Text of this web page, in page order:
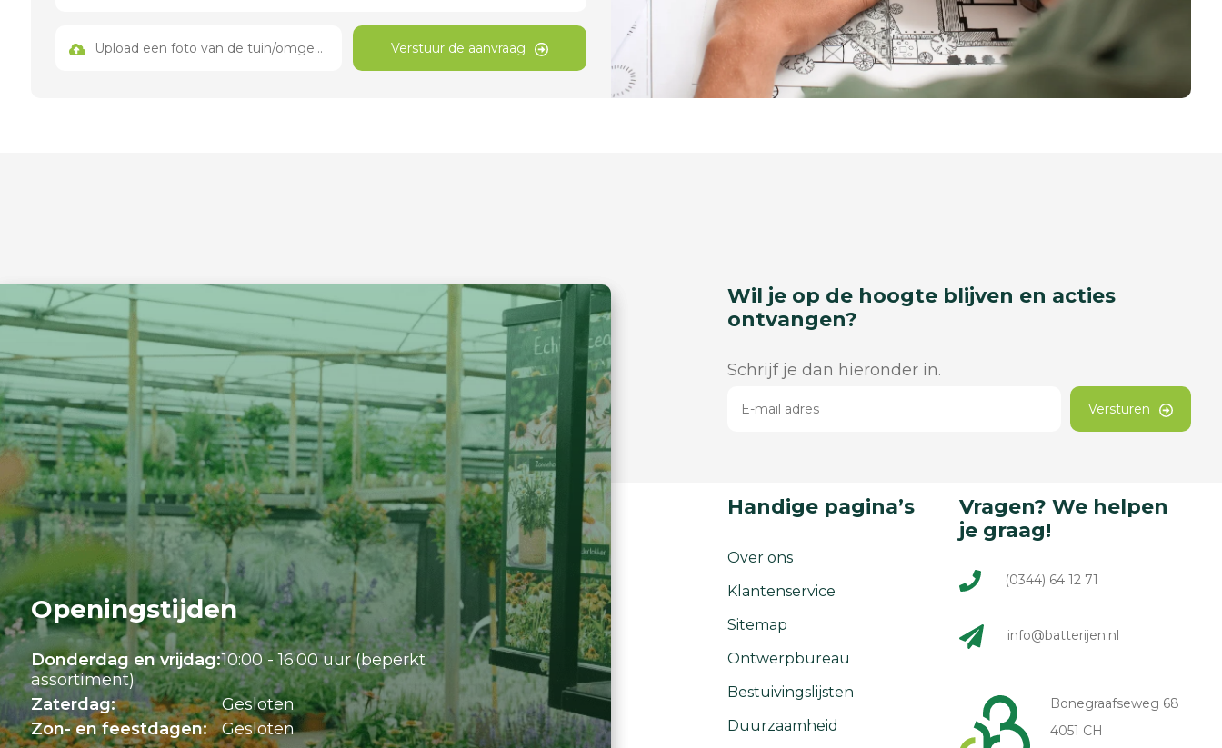
Upload een foto van de tuin/omgeving Verstuur de aanvraag
Openingstijden
Donderdag en vrijdag:10:00 - 16:00 uur (beperkt
assortiment)
Zaterdag:
Gesloten
Zon- en feestdagen:
Gesloten
Wil je op de hoogte blijven en acties
ontvangen?
Schrijf je dan hieronder in.
Versturen
Handige pagina’s
Over ons
Klantenservice
Sitemap
Ontwerpbureau
Bestuivingslijsten
Duurzaamheid
Vragen? We helpen
je graag!
(0344) 64 12 71
info@batterijen.nl
Bonegraafseweg 68
4051 CH